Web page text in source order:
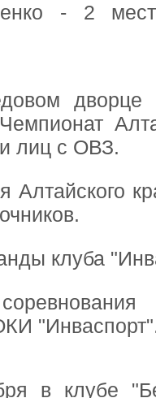
- 2
дворце
лиц с ОВЗ.
Алтайского
клуба
в клубе